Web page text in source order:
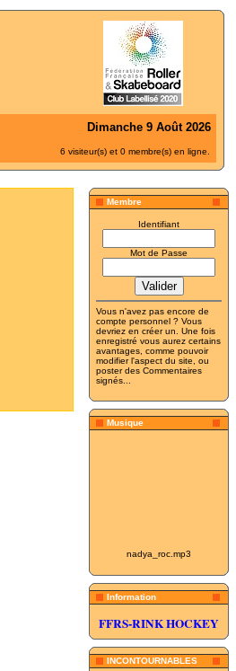
Dimanche 9 Août 2026
6 visiteur(s) et 0 membre(s) en ligne.
Membre
Identifiant
Mot de Passe
Vous n'avez pas encore de
compte personnel ? Vous
devriez en créer un . Une fois
enregistré vous aurez certains
avantages, comme pouvoir
modifier l'aspect du site, ou
poster des Commentaires
signés...
Musique
nadya_roc.mp3
Information
FFRS-RINK HOCKEY
INCONTOURNABLES